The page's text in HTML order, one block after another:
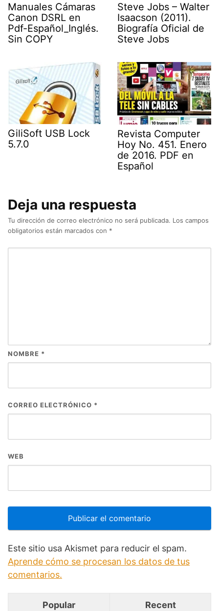
Manuales Cámaras
Canon DSRL en
Pdf-Español_Inglés.
Sin COPY
Steve Jobs – Walter
Isaacson (2011).
Biografía Oficial de
Steve Jobs
GiliSoft USB Lock
5.7.0
Revista Computer
Hoy No. 451. Enero
de 2016. PDF en
Español
Deja una respuesta
Tu dirección de correo electrónico no será publicada. Los campos
obligatorios están marcados con *
NOMBRE *
CORREO ELECTRÓNICO *
WEB
Este sitio usa Akismet para reducir el spam.
Aprende cómo se procesan los datos de tus
comentarios.
Popular Recent